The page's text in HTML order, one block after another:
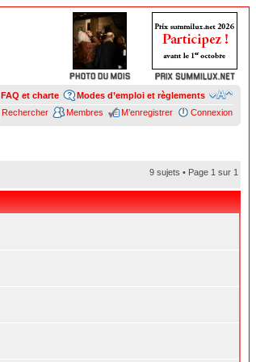
Modes d’emploi et règlements
FAQ et charte
Connexion
M’enregistrer
Membres
Rechercher
9 sujets • Page 1 sur 1